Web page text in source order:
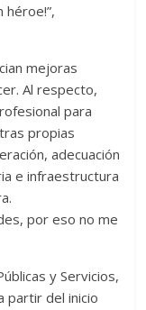
héroe!”,
mejoras
Al respecto,
para
propias
adecuación
e infraestructura
por eso no me
y Servicios,
partir del inicio